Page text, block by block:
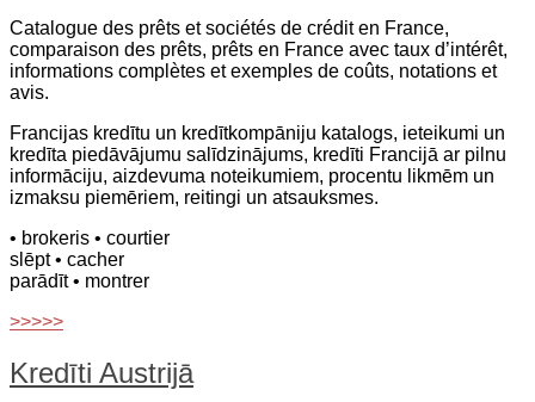
Catalogue des prêts et sociétés de crédit en France,
comparaison des prêts, prêts en France avec taux d’intérêt,
informations complètes et exemples de coûts, notations et
avis.
Francijas kredītu un kredītkompāniju katalogs, ieteikumi un
kredīta piedāvājumu salīdzinājums, kredīti Francijā ar pilnu
informāciju, aizdevuma noteikumiem, procentu likmēm un
izmaksu piemēriem, reitingi un atsauksmes.
• brokeris • courtier
slēpt• cacher
parādīt• montrer
>>>>>
Kredīti Austrijā